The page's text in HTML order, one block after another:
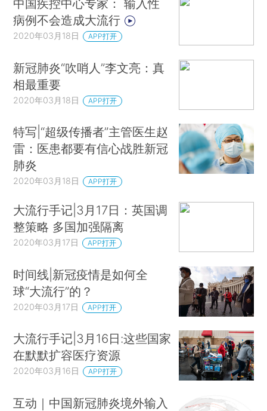
中国疾控中心专家： 输入性
病例不会造成大流行
2020年03月18日 APP打开
新冠肺炎“吹哨人”李文亮：真
相最重要
2020年03月18日 APP打开
特写|“超级传播者”主管医生赵
雷：医患都要有信心战胜新冠
肺炎
2020年03月18日 APP打开
大流行手记|3月17日：英国调
整策略 多国加强隔离
2020年03月17日 APP打开
时间线|新冠疫情是如何全
球“大流行”的？
2020年03月17日 APP打开
大流行手记|3月16日:这些国家
在默默扩容医疗资源
2020年03月16日 APP打开
互动｜中国新冠肺炎境外输入